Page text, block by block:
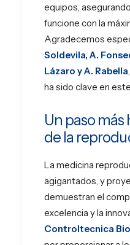
equipos,
funcione con la
Agradecemos
Soldevila, A.
Lázaro y A. Rabella
ha sido clave en
Un paso
de la
La medicina
agigantados, y
demuestran el
excelencia y la
Controltecnica Bio